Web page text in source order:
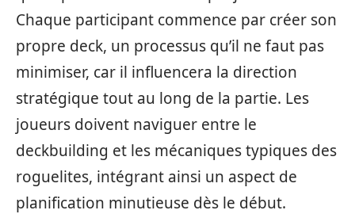
Chaque participant commence par créer son
propre deck, un processus qu’il ne faut pas
minimiser, car il influencera la direction
stratégique tout au long de la partie. Les
joueurs doivent naviguer entre le
deckbuilding et les mécaniques typiques des
roguelites, intégrant ainsi un aspect de
planification minutieuse dès le début.